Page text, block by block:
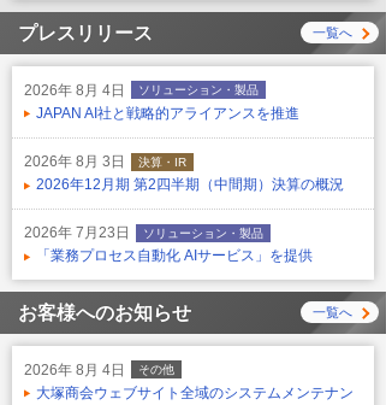
プレスリリース 一覧へ
2026年 8月 4日 ソリューション・製品
JAPAN AI社と戦略的アライアンスを推進
2026年 8月 3日 決算・IR
2026年12月期 第2四半期（中間期）決算の概況
2026年 7月23日 ソリューション・製品
「業務プロセス自動化 AIサービス」を提供
お客様へのお知らせ 一覧へ
2026年 8月 4日 その他
大塚商会ウェブサイト全域のシステムメンテナン